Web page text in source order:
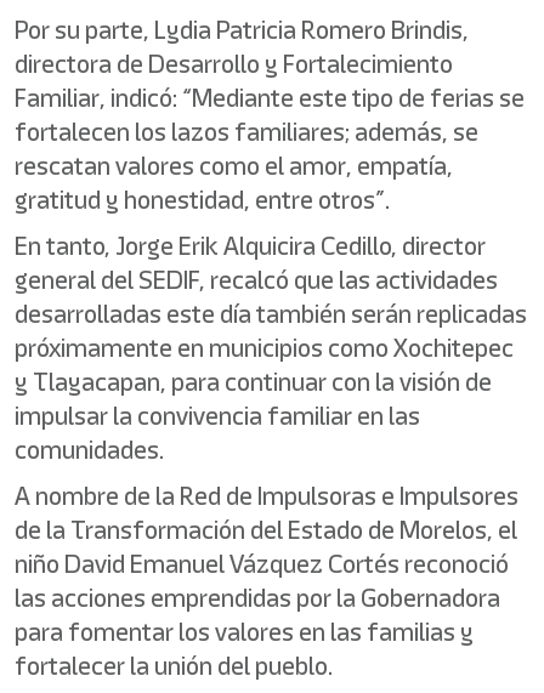
Por su parte, Lydia Patricia Romero Brindis,
directora de Desarrollo y Fortalecimiento
Familiar, indicó: “Mediante este tipo de ferias se
fortalecen los lazos familiares; además, se
rescatan valores como el amor, empatía,
gratitud y honestidad, entre otros”.
En tanto, Jorge Erik Alquicira Cedillo, director
general del SEDIF, recalcó que las actividades
desarrolladas este día también serán replicadas
próximamente en municipios como Xochitepec
y Tlayacapan, para continuar con la visión de
impulsar la convivencia familiar en las
comunidades.
A nombre de la Red de Impulsoras e Impulsores
de la Transformación del Estado de Morelos, el
niño David Emanuel Vázquez Cortés reconoció
las acciones emprendidas por la Gobernadora
para fomentar los valores en las familias y
fortalecer la unión del pueblo.